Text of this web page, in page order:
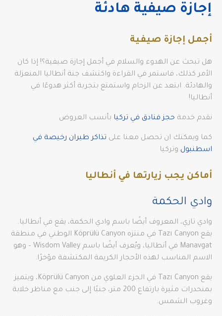
إجازة صيفية هادئة
أجمل إجازة صيفية
هل تبحث عن الهدوء والسلام في أجمل إجازة صيفية؟! إذا كان
الأمر كذلك، فاستمر في القراءة واكتشف جنة أنطاليا المنعزلة
والهادئة. ابتعد عن الزحام واستمتع بتجربة أكثر هدوءًا في
أنطاليا!
نقدم خدمة حجز فنادق في تركيا بأنسب العروض
كما ويمكنك ان تحصل معنا على تذاكر طيران رخيصة في
اسطنبول وتركيا
أماكن يجب زيارتها في أنطاليا
وادي الحكمة
وادي تازي، المعروف أيضًا باسم وادي الحكمة، يقع في أنطاليا.
يقع Tazı Canyon في منتزه Köprülü Canyon الوطني في منطقة
Manavgat في أنطاليا، ويُعرف أيضًا باسم Wisdom Valley – وهو
الاسم المناسب لهذه الأحجار الكريمة المكتشفة مؤخرًا.
يقع Tazı Canyon في الجزء العلوي من Köprülü Canyon، ويتميز
بمنحدرات مثيرة بارتفاع 200 متر، جنبًا إلى جنب مع مناظر خلابة
وغروب الشمس.